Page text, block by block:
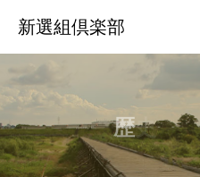
新選組倶楽部
歴史活動